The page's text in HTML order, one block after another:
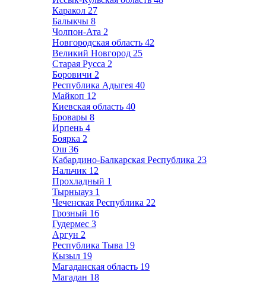
Каракол 27
Балыкчы 8
Чолпон-Ата 2
Новгородская область 42
Великий Новгород 25
Старая Русса 2
Боровичи 2
Республика Адыгея 40
Майкоп 12
Киевская область 40
Бровары 8
Ирпень 4
Боярка 2
Ош 36
Кабардино-Балкарская Республика 23
Нальчик 12
Прохладный 1
Тырныауз 1
Чеченская Республика 22
Грозный 16
Гудермес 3
Аргун 2
Республика Тыва 19
Кызыл 19
Магаданская область 19
Магадан 18